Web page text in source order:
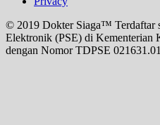
© 2019 Dokter Siaga™ Terdaftar
Elektronik (PSE) di Kementerian
dengan Nomor TDPSE